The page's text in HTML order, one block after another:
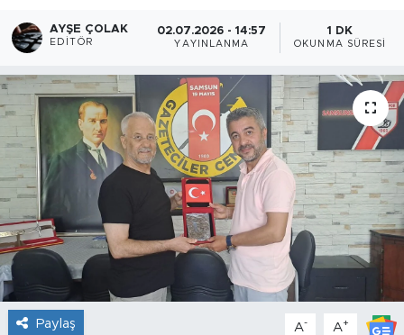
AYŞE ÇOLAK
EDITÖR
02.07.2026 - 14:57
YAYINLANMA
1 DK
OKUNMA SÜRESI
Paylaş A- A+